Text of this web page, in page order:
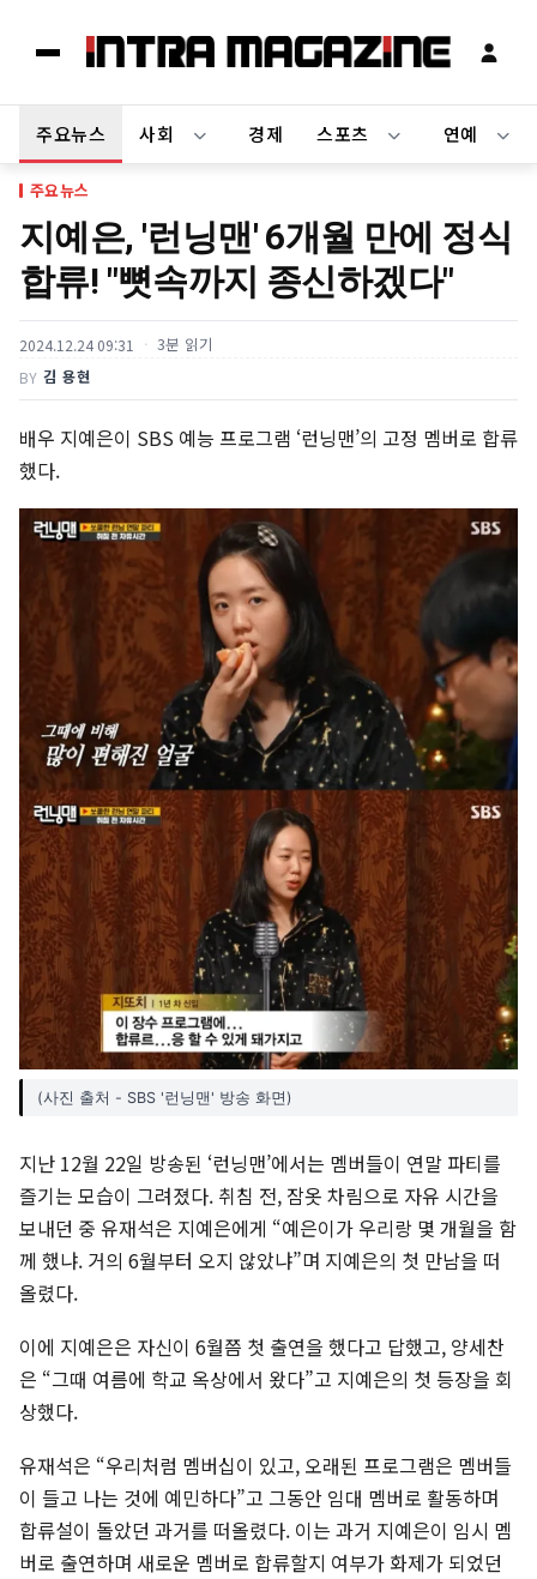
주요뉴스 사회 경제 스포츠 연예
주요뉴스
지예은, '런닝맨' 6개월 만에 정식
합류! "뼛속까지 종신하겠다"
2024.12.24 09:31 3분 읽기
BY 김 용현
배우 지예은이 SBS 예능 프로그램 ‘런닝맨’의 고정 멤버로 합류
했다.
(사진 출처 - SBS '런닝맨' 방송 화면)
지난 12월 22일 방송된 ‘런닝맨’에서는 멤버들이 연말 파티를
즐기는 모습이 그려졌다. 취침 전, 잠옷 차림으로 자유 시간을
보내던 중 유재석은 지예은에게 “예은이가 우리랑 몇 개월을 함
께 했냐. 거의 6월부터 오지 않았냐”며 지예은의 첫 만남을 떠
올렸다.
이에 지예은은 자신이 6월쯤 첫 출연을 했다고 답했고, 양세찬
은 “그때 여름에 학교 옥상에서 왔다”고 지예은의 첫 등장을 회
상했다.
유재석은 “우리처럼 멤버십이 있고, 오래된 프로그램은 멤버들
이 들고 나는 것에 예민하다”고 그동안 임대 멤버로 활동하며
합류설이 돌았던 과거를 떠올렸다. 이는 과거 지예은이 임시 멤
버로 출연하며 새로운 멤버로 합류할지 여부가 화제가 되었던